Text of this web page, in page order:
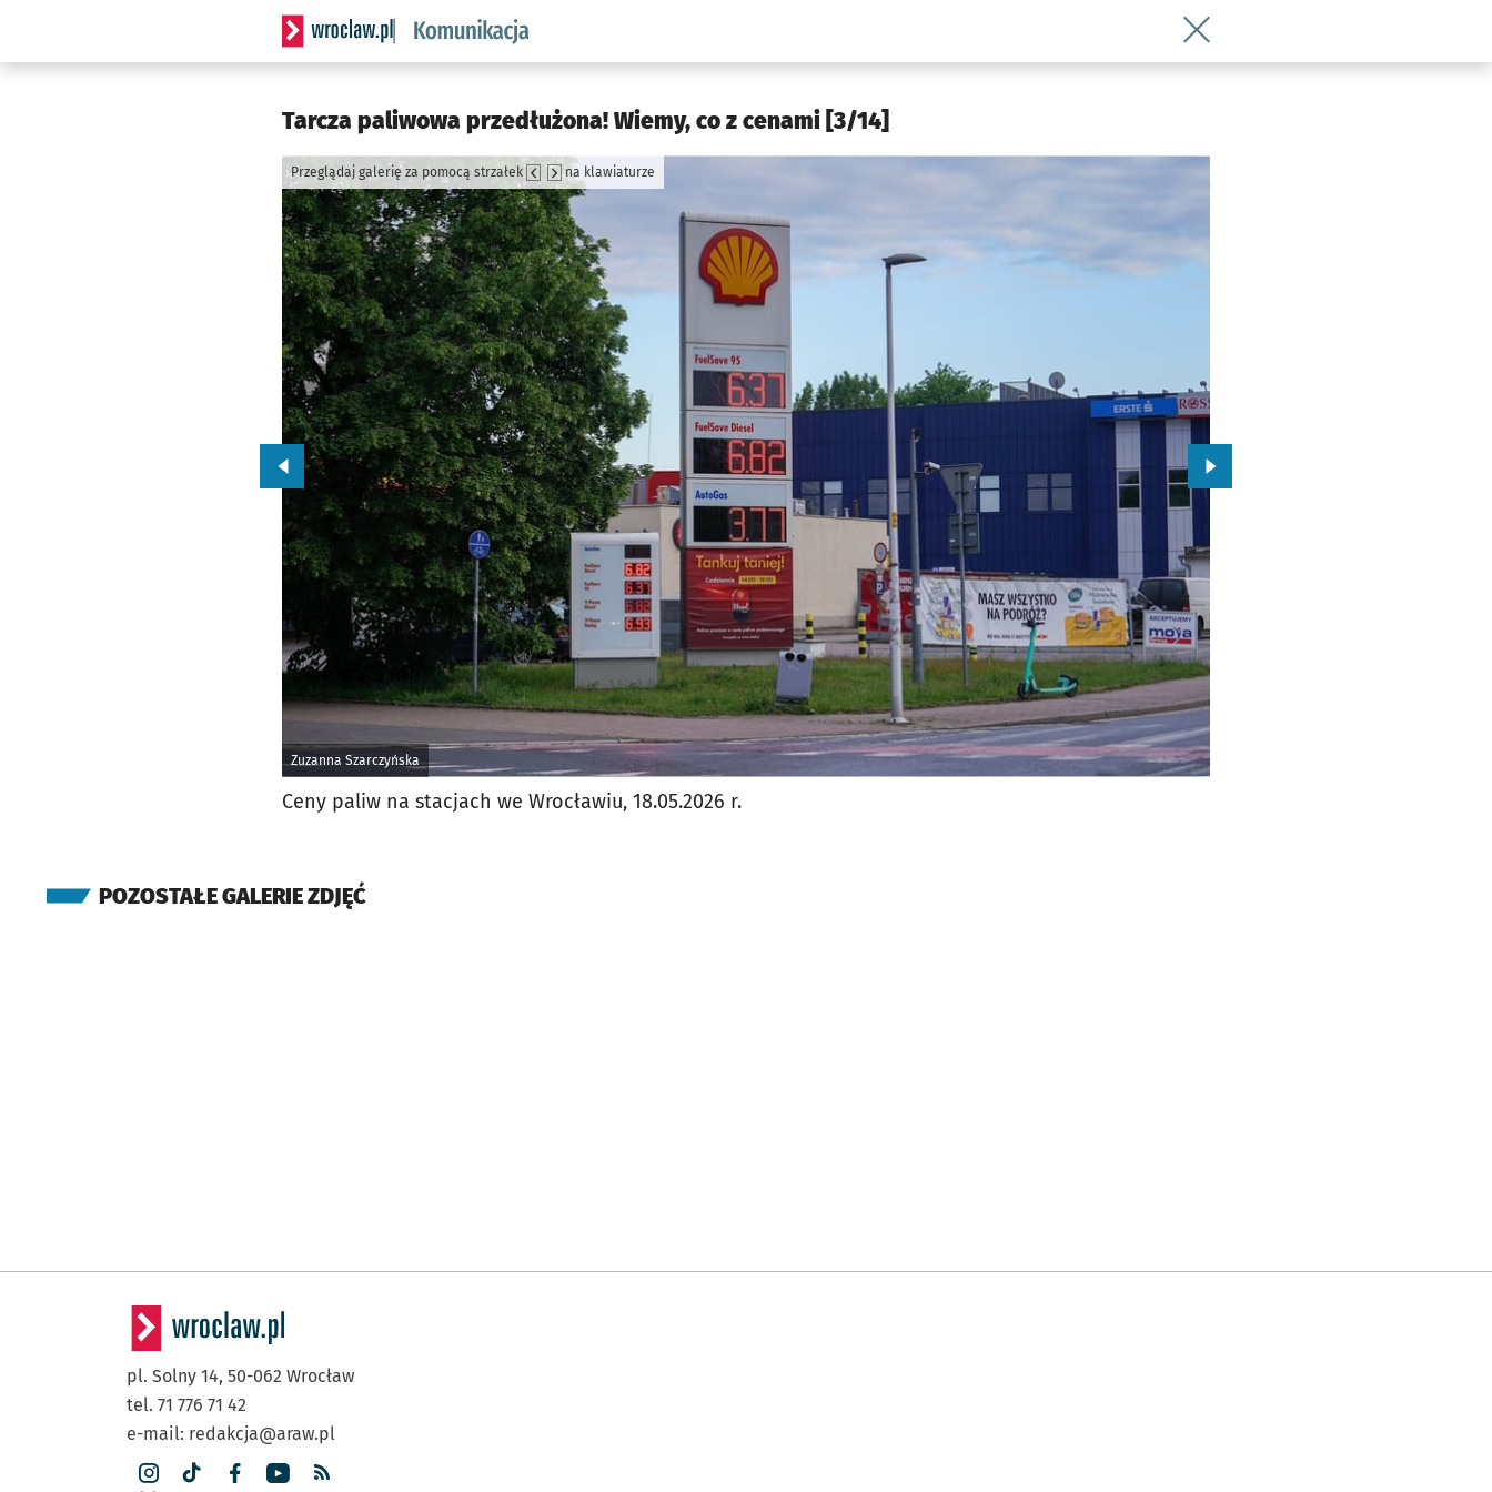
Serwis informacyjny wroclaw.pl podserwis: Komunikacja
Wróć do artykułu Tarcza paliwowa
Tarcza paliwowa przedłużona! Wiemy, co z cenami [3/14]
Zuzanna Szarczyńska
Przeglądaj galerię za pomocą strzałek na klawiaturze
Przejdź do poprzedniego zdjęcia. Przejdź do kolejnego zdjęcia.
Ceny paliw na stacjach we Wrocławiu, 18.05.2026 r.
POZOSTAŁE GALERIE ZDJĘĆ
pl. Solny 14, 50-062 Wrocław
tel. 71 776 71 42
e-mail: redakcja@araw.pl